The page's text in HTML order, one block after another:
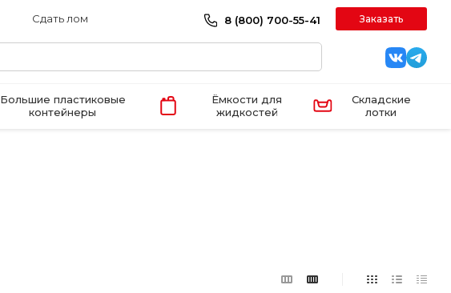
Сдать лом 8 (800) 700-55-41 Заказать
Большие пластиковые
контейнеры
Ёмкости для
жидкостей
Складские
лотки